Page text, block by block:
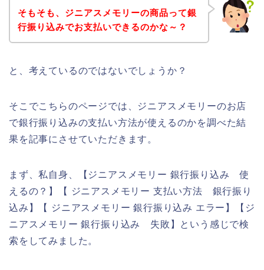
そもそも、ジニアスメモリーの商品って銀
行振り込みでお支払いできるのかな～？
と、考えているのではないでしょうか？
そこでこちらのページでは、ジニアスメモリーのお店
で銀行振り込みの支払い方法が使えるのかを調べた結
果を記事にさせていただきます。
まず、私自身、【ジニアスメモリー 銀行振り込み 使
えるの？】【 ジニアスメモリー 支払い方法 銀行振り
込み】【 ジニアスメモリー 銀行振り込み エラー】【ジ
ニアスメモリー 銀行振り込み 失敗】という感じで検
索をしてみました。